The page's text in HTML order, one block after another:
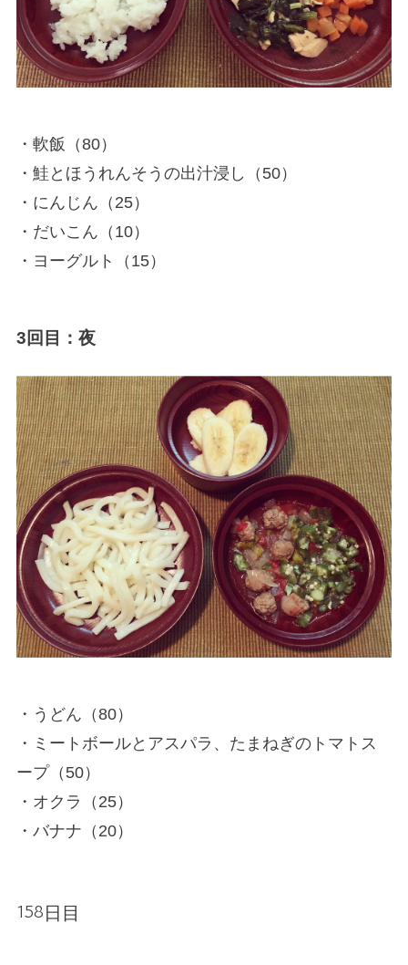
・軟飯（80）
・鮭とほうれんそうの出汁浸し（50）
・にんじん（25）
・だいこん（10）
・ヨーグルト（15）
3回目：夜
・うどん（80）
・ミートボールとアスパラ、たまねぎのトマトス
ープ（50）
・オクラ（25）
・バナナ（20）
158日目